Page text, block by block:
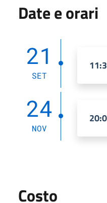
Date e orari
21
SET
24
NOV
Costo